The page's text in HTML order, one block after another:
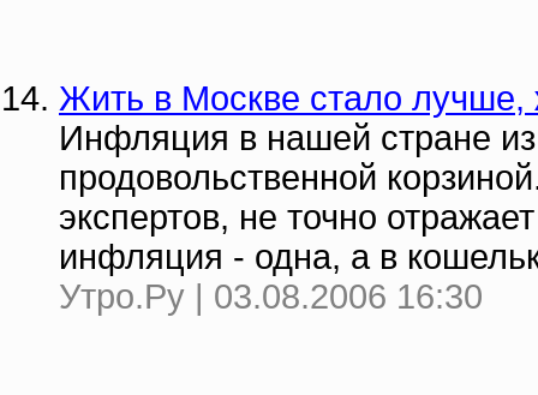
Жить в Москве стало лучше,
Инфляция в нашей стране
продовольственной
экспертов, не точно
инфляция - одна, а в
Утро.Ру | 03.08.2006 16:30